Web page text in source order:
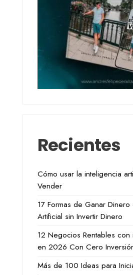
Recientes
Cómo usar la inteligencia
Vender
17 Formas de Ganar
Artificial sin Invertir Dinero
12 Negocios Rentables con
en 2026 Con Cero
Más de 100 Ideas para